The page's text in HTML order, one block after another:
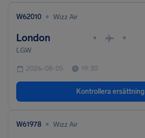
W62010 • Wizz Air
London • •
LGW
2026-08-05 19:30
Kontrollera ersättning
W61978 • Wizz Air